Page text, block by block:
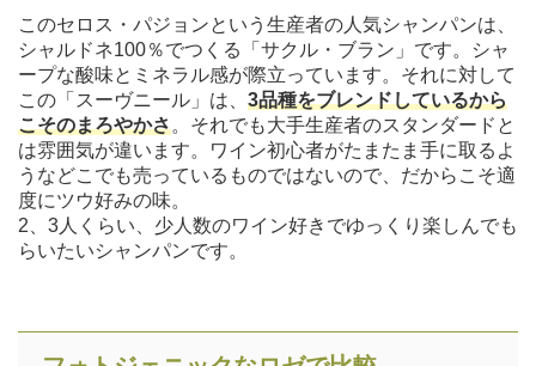
このセロス・パジョンという生産者の人気シャンパンは、
シャルドネ100％でつくる「サクル・ブラン」です。シャ
ープな酸味とミネラル感が際立っています。それに対して
この「スーヴニール」は、 3品種をブレンドしているから
こそのまろやかさ。それでも大手生産者のスタンダードと
は雰囲気が違います。ワイン初心者がたまたま手に取るよ
うなどこでも売っているものではないので、だからこそ適
度にツウ好みの味。
2、3人くらい、少人数のワイン好きでゆっくり楽しんでも
らいたいシャンパンです。